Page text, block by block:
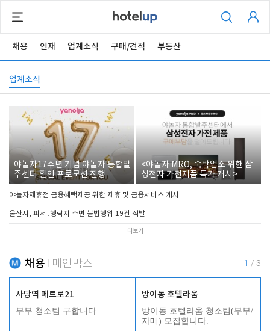
채용 인재 업계소식 구매/견적 부동산
업계소식
야놀자17주년 기념 야놀자 통합발
주센터 할인 프로모션 진행
<야놀자 MRO, 숙박업소 위한 삼
성전자 가전제품 특가 개시>
야놀자제휴점 금융혜택제공 위한 제휴 및 금융서비스 게시
울산시, 피서․행락지 주변 불법행위 19건 적발
더보기
채용 메인박스 1 / 3
사당역 메트로21
부부 청소팀 구합니다
방이동 호텔라움
방이동 호텔라움 청소팀(부부/
자매) 모집합니다.